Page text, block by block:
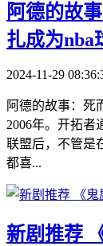
阿德的故
扎成为nba
2024-11-29
阿德的故事：死
2006年。开拓者
联盟后，不管是
都喜...
新剧推荐